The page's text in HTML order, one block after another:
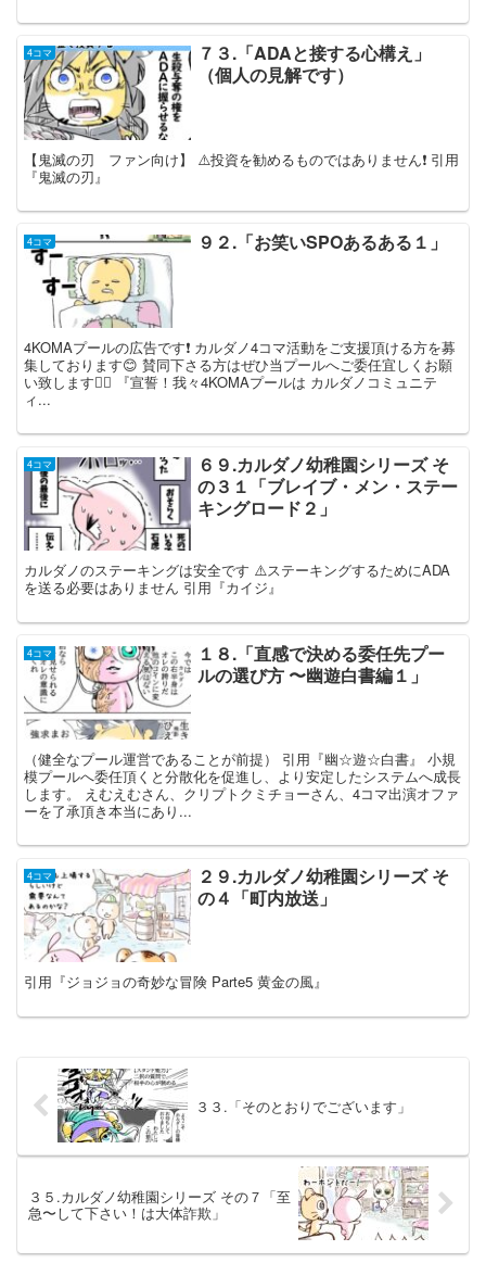
4コマ
７３.「ADAと接する心構え」
（個人の見解です）
【鬼滅の刃 ファン向け】 ⚠️投資を勧めるものではありません❗️ 引用
『鬼滅の刃』
4コマ ９２.「お笑いSPOあるある１」
4KOMAプールの広告です❗️ カルダノ4コマ活動をご支援頂ける方を募
集しております😊 賛同下さる方はぜひ当プールへご委任宜しくお願
い致します🙇‍♂️ 『宣誓！我々4KOMAプールは カルダノコミュニテ
ィ...
4コマ
６９.カルダノ幼稚園シリーズ そ
の３１「ブレイブ・メン・ステー
キングロード２」
カルダノのステーキングは安全です ⚠️ステーキングするためにADA
を送る必要はありません 引用『カイジ』
4コマ
１８.「直感で決める委任先プー
ルの選び方 〜幽遊白書編１」
（健全なプール運営であることが前提） 引用『幽☆遊☆白書』 小規
模プールへ委任頂くと分散化を促進し、より安定したシステムへ成長
します。 えむえむさん、クリプトクミチョーさん、4コマ出演オファ
ーを了承頂き本当にあり...
4コマ
２９.カルダノ幼稚園シリーズ そ
の４「町内放送」
引用『ジョジョの奇妙な冒険 Parte5 黄金の風』
３３.「そのとおりでございます」
３５.カルダノ幼稚園シリーズ その７「至
急〜して下さい！は大体詐欺」